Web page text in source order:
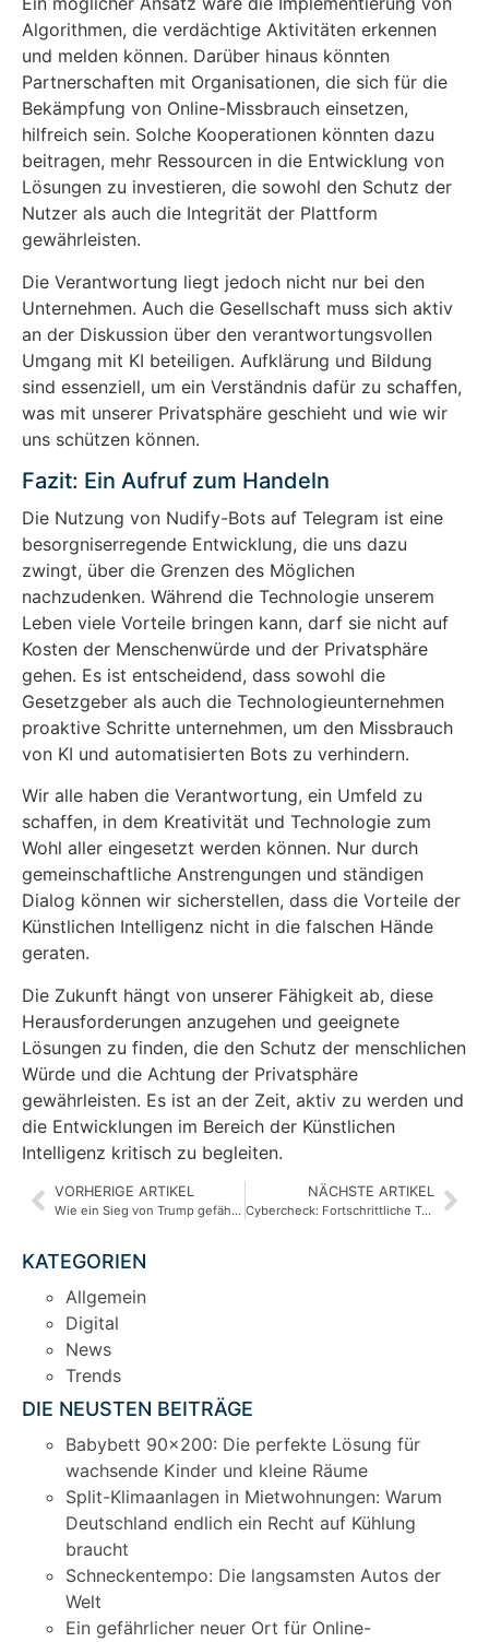
Algorithmen, die verdächtige Aktivitäten erkennen
und melden können. Darüber hinaus könnten
Partnerschaften mit Organisationen, die sich für die
Bekämpfung von Online-Missbrauch einsetzen,
hilfreich sein. Solche Kooperationen könnten dazu
beitragen, mehr Ressourcen in die Entwicklung von
Lösungen zu investieren, die sowohl den Schutz der
Nutzer als auch die Integrität der Plattform
gewährleisten.
Die Verantwortung liegt jedoch nicht nur bei den
Unternehmen. Auch die Gesellschaft muss sich aktiv
an der Diskussion über den verantwortungsvollen
Umgang mit KI beteiligen. Aufklärung und Bildung
sind essenziell, um ein Verständnis dafür zu schaffen,
was mit unserer Privatsphäre geschieht und wie wir
uns schützen können.
Fazit: Ein Aufruf zum Handeln
Die Nutzung von Nudify-Bots auf Telegram ist eine
besorgniserregende Entwicklung, die uns dazu
zwingt, über die Grenzen des Möglichen
nachzudenken. Während die Technologie unserem
Leben viele Vorteile bringen kann, darf sie nicht auf
Kosten der Menschenwürde und der Privatsphäre
gehen. Es ist entscheidend, dass sowohl die
Gesetzgeber als auch die Technologieunternehmen
proaktive Schritte unternehmen, um den Missbrauch
von KI und automatisierten Bots zu verhindern.
Wir alle haben die Verantwortung, ein Umfeld zu
schaffen, in dem Kreativität und Technologie zum
Wohl aller eingesetzt werden können. Nur durch
gemeinschaftliche Anstrengungen und ständigen
Dialog können wir sicherstellen, dass die Vorteile der
Künstlichen Intelligenz nicht in die falschen Hände
geraten.
Die Zukunft hängt von unserer Fähigkeit ab, diese
Herausforderungen anzugehen und geeignete
Lösungen zu finden, die den Schutz der menschlichen
Würde und die Achtung der Privatsphäre
gewährleisten. Es ist an der Zeit, aktiv zu werden und
die Entwicklungen im Bereich der Künstlichen
Intelligenz kritisch zu begleiten.
VORHERIGE ARTIKEL
Wie ein Sieg von Trump gefährliche KI entfesseln könnte
NÄCHSTE ARTIKEL
Cybercheck: Fortschrittliche Technologie oder gefährliches Risiko?
KATEGORIEN
Allgemein
Digital
News
Trends
DIE NEUSTEN BEITRÄGE
Babybett 90×200: Die perfekte Lösung für
wachsende Kinder und kleine Räume
Split-Klimaanlagen in Mietwohnungen: Warum
Deutschland endlich ein Recht auf Kühlung
braucht
Schneckentempo: Die langsamsten Autos der
Welt
Ein gefährlicher neuer Ort für Online-